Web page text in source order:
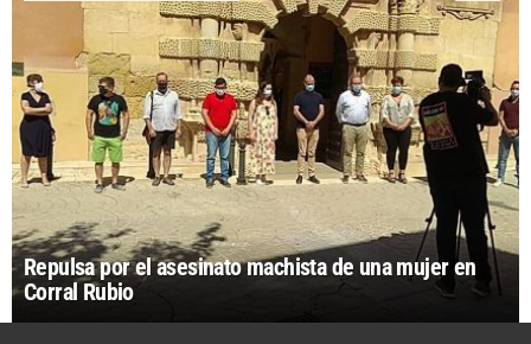
Repulsa por el asesinato machista de una mujer en
Corral Rubio